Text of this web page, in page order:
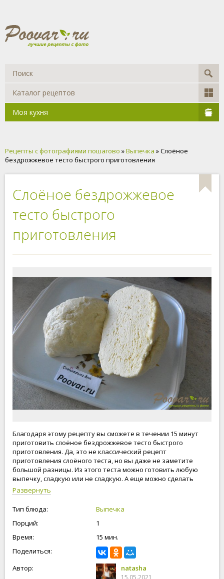
Каталог рецептов
Моя кухня
Рецепты с фотографиями пошагово »Выпечка » Слоёное
бездрожжевое тесто быстрого приготовления
Слоёное бездрожжевое
тесто быстрого
приготовления
Благодаря этому рецепту вы сможете в течении 15 минут
приготовить слоёное бездрожжевое тесто быстрого
приготовления. Да, это не классический рецепт
приготовления слоёного теста, но вы даже не заметите
большой разницы. Из этого теста можно готовить любую
выпечку, сладкую или не сладкую. А еще можно сделать
пирожки и пожарить их на сковороде, даже не понадобиться
дополнительно масло. Количество ингредиентов можно
увеличь или уменьшить, но даже если у вас закончилась
начинка, а тесто осталось, тогда можно просто пожарить или
запечь в духовке лепешки. А еще это тесто можно
такое тесто, вы будете его готовить постоянно.
Развернуть
Тип блюда:
Выпечка
Порций:
1
Время:
15 мин.
Поделиться:
Автор:
natasha